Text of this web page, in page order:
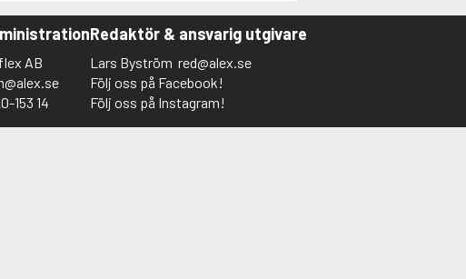
AB
153 14
Redaktör & ansvarig utgivare
Lars Byström red@alex.se
Följ oss på Facebook!
Följ oss på Instagram!